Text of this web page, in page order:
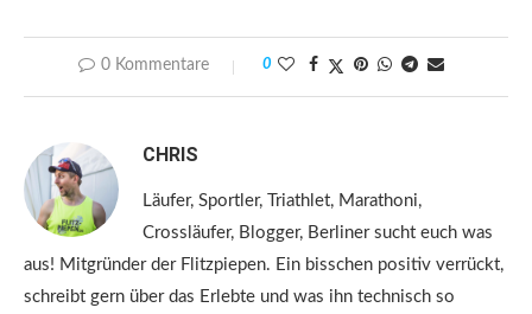
0 Kommentare 0
CHRIS
Läufer, Sportler, Triathlet, Marathoni,
Crossläufer, Blogger, Berliner sucht euch was
aus! Mitgründer der Flitzpiepen. Ein bisschen positiv verrückt,
schreibt gern über das Erlebte und was ihn technisch so